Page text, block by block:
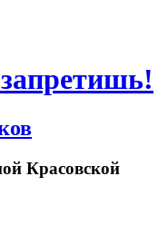
Красовской